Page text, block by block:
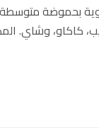
الشمالية. قهوة